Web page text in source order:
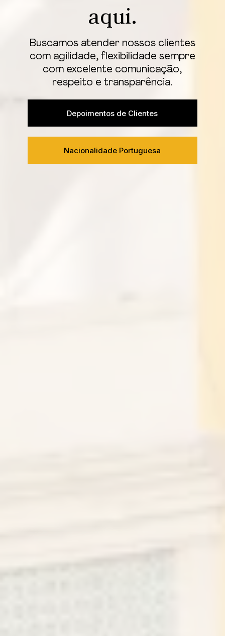
aqui.
Buscamos atender nossos clientes
com agilidade, flexibilidade sempre
com excelente comunicação,
respeito e transparência.
Depoimentos de Clientes
Nacionalidade Portuguesa